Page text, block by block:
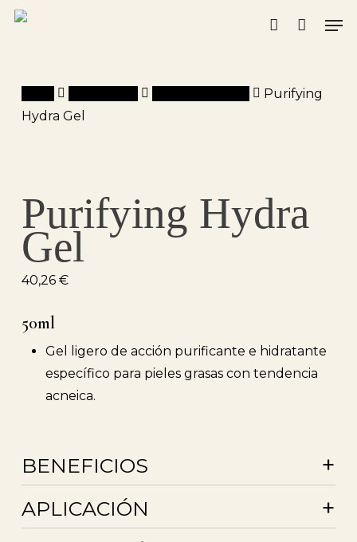
Skip
account
Purifying
Hydra Gel
Purifying Hydra
Gel
40,26 €
50ml
Gel ligero de acción purificante e hidratante
específico para pieles grasas con tendencia
acneica.
BENEFICIOS +
APLICACIÓN +